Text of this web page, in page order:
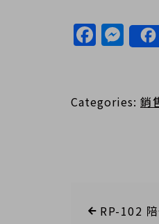
Categories: 銷
RP-102